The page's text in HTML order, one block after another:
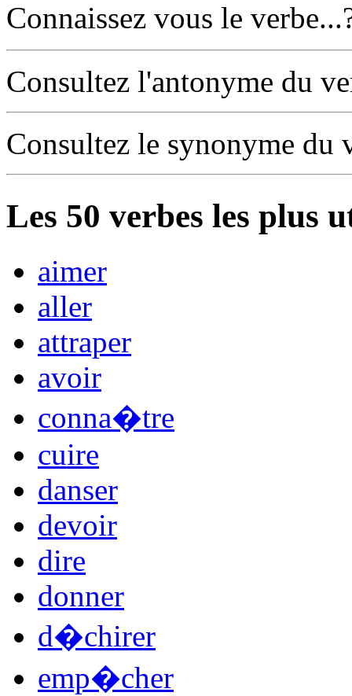
Connaissez vous le
Consultez l'antonyme du
Consultez le synonyme du
Les 50 verbes les plus
aimer
aller
attraper
avoir
conna�tre
cuire
danser
devoir
dire
donner
d�chirer
emp�cher